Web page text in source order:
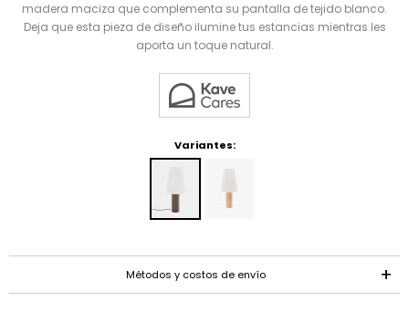
madera maciza que complementa su pantalla de tejido blanco.
Deja que esta pieza de diseño ilumine tus estancias mientras les
aporta un toque natural.
Variantes:
Métodos y costos de envío